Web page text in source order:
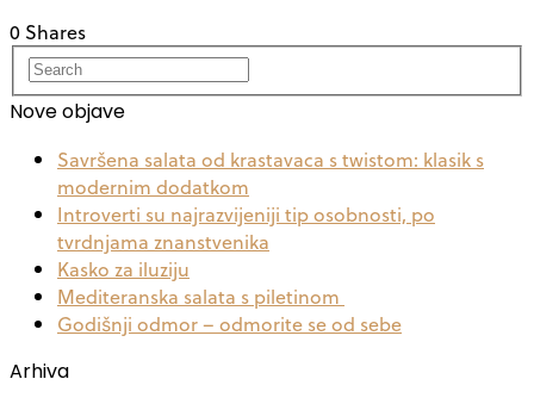
0 Shares
Nove objave
Savršena salata od krastavaca s twistom: klasik s
modernim dodatkom
Introverti su najrazvijeniji tip osobnosti, po
tvrdnjama znanstvenika
Kasko za iluziju
Mediteranska salata s piletinom
Godišnji odmor – odmorite se od sebe
Arhiva